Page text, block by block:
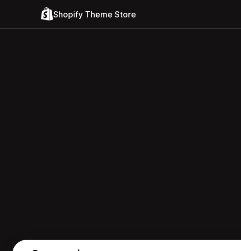
Shopify Theme Store